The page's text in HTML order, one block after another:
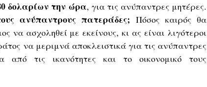
δολαρίων την ώρα, για τις ανύπαντρες μητέρες.
ανύπαντρους πατεράδες; Πόσος καιρός θα
να ασχοληθεί με εκείνους, κι ας είναι λιγότεροι
να μεριμνά αποκλειστικά για τις ανύπαντρες
από τις ικανότητες και το οικονομικό τους